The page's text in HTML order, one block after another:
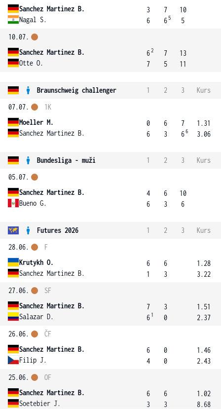
Sanchez Martinez B.
Nagal S.
3
6
7
6 5
10
5
10.07.
Sanchez Martinez B.
Otte O.
62
7
7
5
13
11
Braunschweig challenger 1 2 3
Kurs
07.07.
Moeller M.
Sanchez Martinez B.
1K
0
6
6
3
7
66
1.31
3.06
Bundesliga - muži 1 2 3
Kurs
05.07.
Sanchez Martinez B.
Bueno G.
4
6
6
3
10
6
Futures 2026 1 2 3
Kurs
28.06.
Krutykh O.
Sanchez Martinez B.
F
6
1
6
3
1.28
3.22
27.06.
Sanchez Martinez B.
Salazar D.
SF
7
6 1
3
0
1.51
2.37
26.06.
Sanchez Martinez B.
Filip J.
ČF
6
4
0
0
1.46
2.43
25.06.
Sanchez Martinez B.
Soetebier J.
OF
6
3
6
3
1.02
8.68